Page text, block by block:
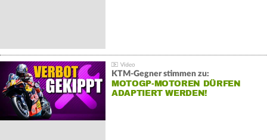
KTM-Gegner stimmen zu:
MOTOGP-MOTOREN DÜRFEN
ADAPTIERT WERDEN!